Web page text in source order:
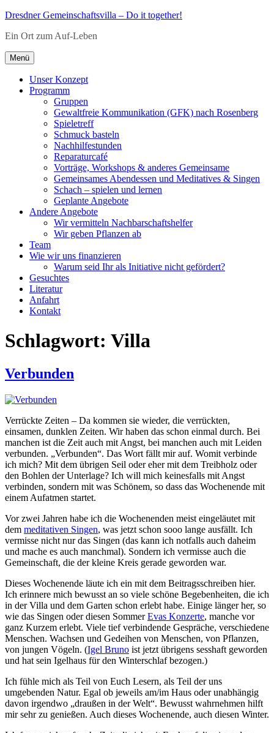
Zum
springen
Dresdner Gemeinschaftsvilla – Do it together!
Ein Ort zum Auf-Leben
Menü
Unser Konzept
Programm
Gruppen
Gewaltfreie Kommunikation (GFK) nach Rosenberg
Spieletreff
Schmuck basteln
Nachhilfestunden
Reparaturcafé
Vorträge, Workshops & anderes Gemeinsame
Gemeinsames Abendessen und Meditatives & Singen
Schach – spielen und lernen
Geplante Angebote
Andere Angebote
Wir vermitteln Nachbarschaftshelfer
Wir geben Pflanzen ab
Team
Wie wir uns finanzieren
Warum seid Ihr als Initiative nicht gefördert?
Gesuchtes
Literatur
Anfahrt
Kontakt
Schlagwort: Villa
Verbunden
Verrückte Zeiten – Da kommen sie wieder, die verrückten,
einsamen, dunklen Zeiten. Wir haben das schon einmal durch. Bei
manchen ist die Zeit auch mit Angst, bei manchen auch mit Leiden
verbunden. „Verbunden“. Das Wort fällt mir auf. Womit verbinde
ich mich? Mit dem übrigen Seil oder eher mit dem Treibholz oder
den Bohlen der Unterlage? Ich will mich keinesfalls mit Angst
verbinden, sondern mit was Schönem, so dass das Wochenende mit
einem Aufatmen startet.
Vor zwei Jahren habe ich die Wochenenden meist eingeläutet mit
dem meditativen Singen, was jetzt schon sooo lange ausfällt. Ich
vermisse nicht nur das Singen (das kann ich notfalls auch daheim
und mache es auch manchmal). Sondern ich vermisse auch die
Gemeinschaft, die der kleine Kreis gerade geworden war.
Dieses Wochenende läute ich ein mit dem Beitragsschreiben hier.
Ich erinnere mich bewusst an so viele schöne Begebenheiten, die ich
in der Villa und dem Garten schon erlebt habe. Einige länger her, so
wie das Singen oder diesen SommerEvas Konzerte, manche vor
ganz Kurzem erlebt. Viele tief verbindende Gespräche, verschiedene
Menschen. Wachsen und Gedeihen von Menschen, von Pflanzen,
von jungen Vögeln. (Igel Bruno ist jetzt übrigens sesshaft geworden
und hat sein Igelhaus für den Winterschlaf bezogen.)
Ich fühle mich als Teil von Euch Lesern, als Teil der uns
umgebenden Natur. Egal ob jeweils am/im Haus oder unabhängig
davon irgendwo „draußen in der Welt“. Bewusst wahrnehmen hilft
mir sehr zu genießen. Auch dieses Wochenende, auch diesen Winter.